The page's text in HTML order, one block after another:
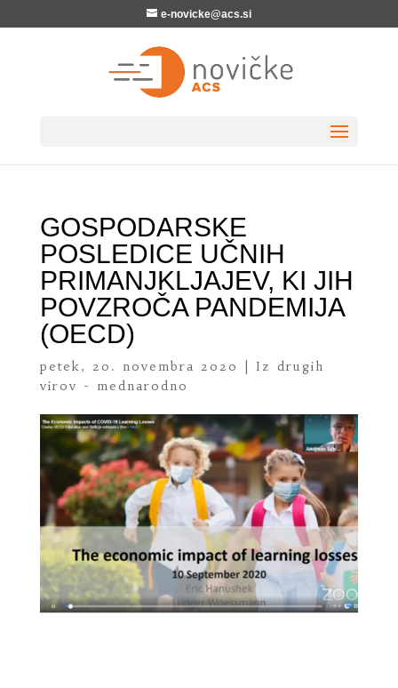
e-novicke@acs.si
GOSPODARSKE
POSLEDICE UČNIH
PRIMANJKLJAJEV, KI JIH
POVZROČA PANDEMIJA
(OECD)
petek, 20. novembra 2020
Iz drugih
virov - mednarodno